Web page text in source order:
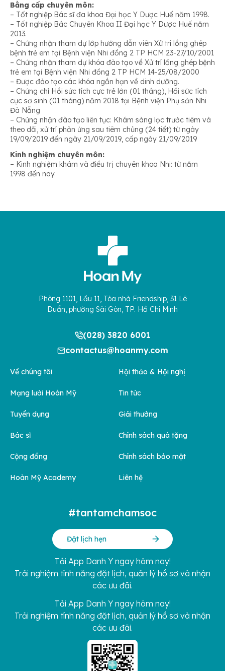
Bằng cấp chuyên môn:
– Tốt nghiệp Bác sĩ đa khoa Đại học Y Dược Huế năm 1998.
– Tốt nghiệp Bác Chuyên Khoa II Đại học Y Dược Huế năm
2013.
– Chứng nhận tham dự lớp hướng dẫn viên Xử trí lồng ghép
bệnh trẻ em tại Bệnh viện Nhi đồng 2 TP HCM 23-27/10/2001
– Chứng nhận tham dự khóa đào tạo về Xử trí lồng ghép bệnh
trẻ em tại Bệnh viện Nhi đồng 2 TP HCM 14-25/08/2000
– Được đào tạo các khóa ngắn hạn về dinh dưỡng.
– Chứng chỉ Hồi sức tích cực trẻ lớn (01 tháng), Hồi sức tích
cực sơ sinh (01 tháng) năm 2018 tại Bệnh viện Phụ sản Nhi
Đà Nẵng
– Chứng nhận đào tạo liên tục: Khám sàng lọc trước tiêm và
theo dõi, xử trí phản ứng sau tiêm chủng (24 tiết) từ ngày
19/09/2019 đến ngày 21/09/2019, cấp ngày 21/09/2019
Kinh nghiệm chuyên môn:
– Kinh nghiệm khám và điều trị chuyên khoa Nhi: từ năm
1998 đến nay.
Phòng 1101, Lầu 11, Tòa nhà Friendship, 31 Lê
Duẩn, phường Sài Gòn, TP. Hồ Chí Minh
(028) 3820 6001
contactus@hoanmy.com
Về chúng tôi
Mạng lưới Hoàn Mỹ
Tuyển dụng
Bác sĩ
Cộng đồng
Hoàn Mỹ Academy
Hội thảo & Hội nghị
Tin tức
Giải thưởng
Chính sách quà tặng
Chính sách bảo mật
Liên hệ
#tantamchamsoc
Đặt lịch hẹn
Tải App Danh Y ngay hôm nay!
Trải nghiệm tính năng đặt lịch, quản lý hồ sơ và nhận
các ưu đãi.
Tải App Danh Y ngay hôm nay!
Trải nghiệm tính năng đặt lịch, quản lý hồ sơ và nhận
các ưu đãi.